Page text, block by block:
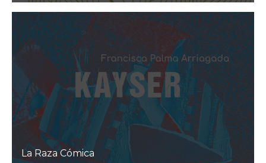
La Raza Cómica